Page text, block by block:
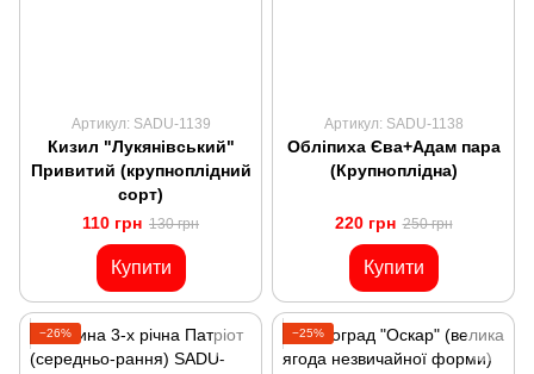
Артикул: SADU-1139
Кизил "Лукянівський"
Привитий (крупноплідний
сорт)
110 грн 130 грн
Купити
Артикул: SADU-1138
Обліпиха Єва+Адам пара
(Крупноплідна)
220 грн 250 грн
Купити
−26% −25%